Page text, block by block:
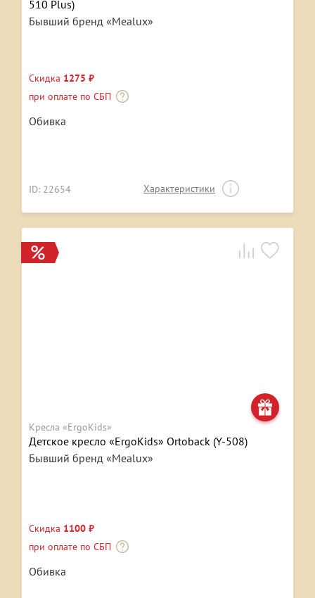
510 Plus)
Бывший бренд «Mealux»
Скидка 1275 ₽
при оплате по СБП
Обивка
ID: 22654 Характеристики
Кресла «ErgoKids»
Детское кресло «ErgoKids» Ortoback (Y-508)
Бывший бренд «Mealux»
Скидка 1100 ₽
при оплате по СБП
Обивка